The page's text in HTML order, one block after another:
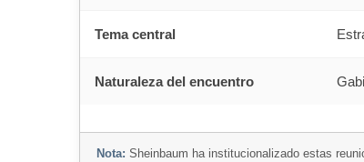
Tema central
Naturaleza del encuentro
Nota: Sheinbaum ha institucionalizado estas